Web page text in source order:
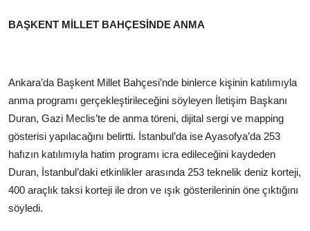
BAŞKENT MİLLET BAHÇESİNDE ANMA
Ankara’da Başkent Millet Bahçesi’nde binlerce kişinin katılımıyla
anma programı gerçekleştirileceğini söyleyen İletişim Başkanı
Duran, Gazi Meclis’te de anma töreni, dijital sergi ve mapping
gösterisi yapılacağını belirtti. İstanbul’da ise Ayasofya’da 253
hafızın katılımıyla hatim programı icra edileceğini kaydeden
Duran, İstanbul’daki etkinlikler arasında 253 teknelik deniz korteji,
400 araçlık taksi korteji ile dron ve ışık gösterilerinin öne çıktığını
söyledi.